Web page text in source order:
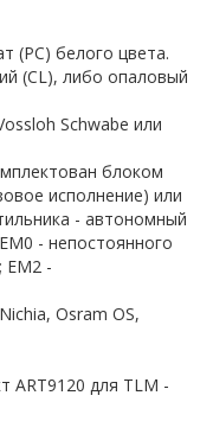
(PC) белого цвета.
(СL), либо опаловый
Schwabe или
блоком
исполнение) или
- автономный
- непостоянного
EM2 -
Osram OS,
ART9120 для TLM -